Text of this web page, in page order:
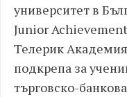
университет в
Junior
Телерик
подкрепа за
търговско-